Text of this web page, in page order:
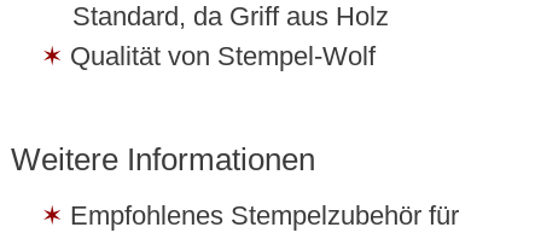
Standard, da Griff aus Holz
Qualität von Stempel-Wolf
Weitere Informationen
Empfohlenes Stempelzubehör für